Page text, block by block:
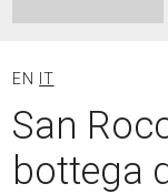
EN IT
San
bottega